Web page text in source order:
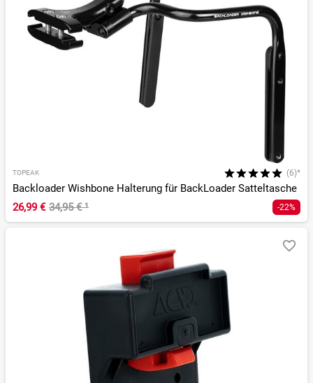
TOPEAK (6)*
Backloader Wishbone Halterung für BackLoader Satteltasche
26,99 € 34,95 €¹ -22%